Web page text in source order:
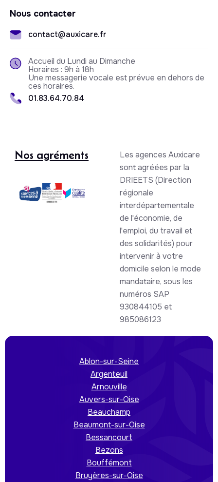
Nous contacter
contact@auxicare.fr
Accueil du Lundi au Dimanche
Horaires : 9h à 18h
Une messagerie vocale est prévue en dehors de
ces horaires.
01.83.64.70.84
Nos agréments
Les agences Auxicare
sont agréées par la
DRIEETS (Direction
régionale
interdépartementale
de l'économie, de
l'emploi, du travail et
des solidarités) pour
intervenir à votre
domicile selon le mode
mandataire, sous les
numéros SAP
930844105 et
985086123
Ablon-sur-Seine
Argenteuil
Arnouville
Auvers-sur-Oise
Beauchamp
Beaumont-sur-Oise
Bessancourt
Bezons
Bouffémont
Bruyères-sur-Oise